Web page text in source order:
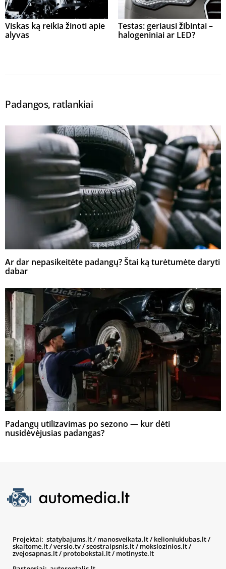
Viskas ką reikia žinoti apie
alyvas
Testas: geriausi žibintai –
halogeniniai ar LED?
Padangos, ratlankiai
Ar dar nepasikeitėte padangų? Štai ką turėtumėte daryti
dabar
Padangų utilizavimas po sezono — kur dėti
nusidėvėjusias padangas?
Projektai: statybajums.lt/ manosveikata.lt/ kelioniuklubas.lt/
skaitome.lt/verslo.tv/seostraipsnis.lt/ mokslozinios.lt/
zvejosapnas.lt/ protobokstai.lt/ motinyste.lt